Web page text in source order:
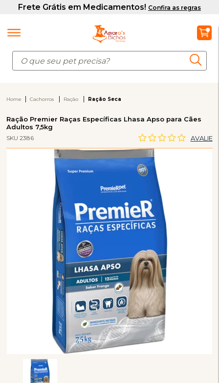
Home Cachorros Ração Ração Seca
Ração Premier Raças Específicas Lhasa Apso para Cães
Adultos 7,5kg
SKU 2386 AVALIE